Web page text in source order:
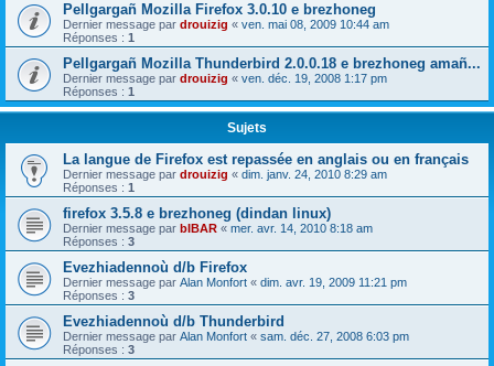
Pellgargañ Mozilla Firefox 3.0.10 e brezhoneg
Dernier message par drouizig « ven. mai 08, 2009 10:44 am
Réponses : 1
Pellgargañ Mozilla Thunderbird 2.0.0.18 e brezhoneg amañ...
Dernier message par drouizig « ven. déc. 19, 2008 1:17 pm
Réponses : 1
Sujets
La langue de Firefox est repassée en anglais ou en français
Dernier message par drouizig « dim. janv. 24, 2010 8:29 am
Réponses : 1
firefox 3.5.8 e brezhoneg (dindan linux)
Dernier message par bIBAR « mer. avr. 14, 2010 8:18 am
Réponses : 3
Evezhiadennoù d/b Firefox
Dernier message par Alan Monfort « dim. avr. 19, 2009 11:21 pm
Réponses : 3
Evezhiadennoù d/b Thunderbird
Dernier message par Alan Monfort « sam. déc. 27, 2008 6:03 pm
Réponses : 3